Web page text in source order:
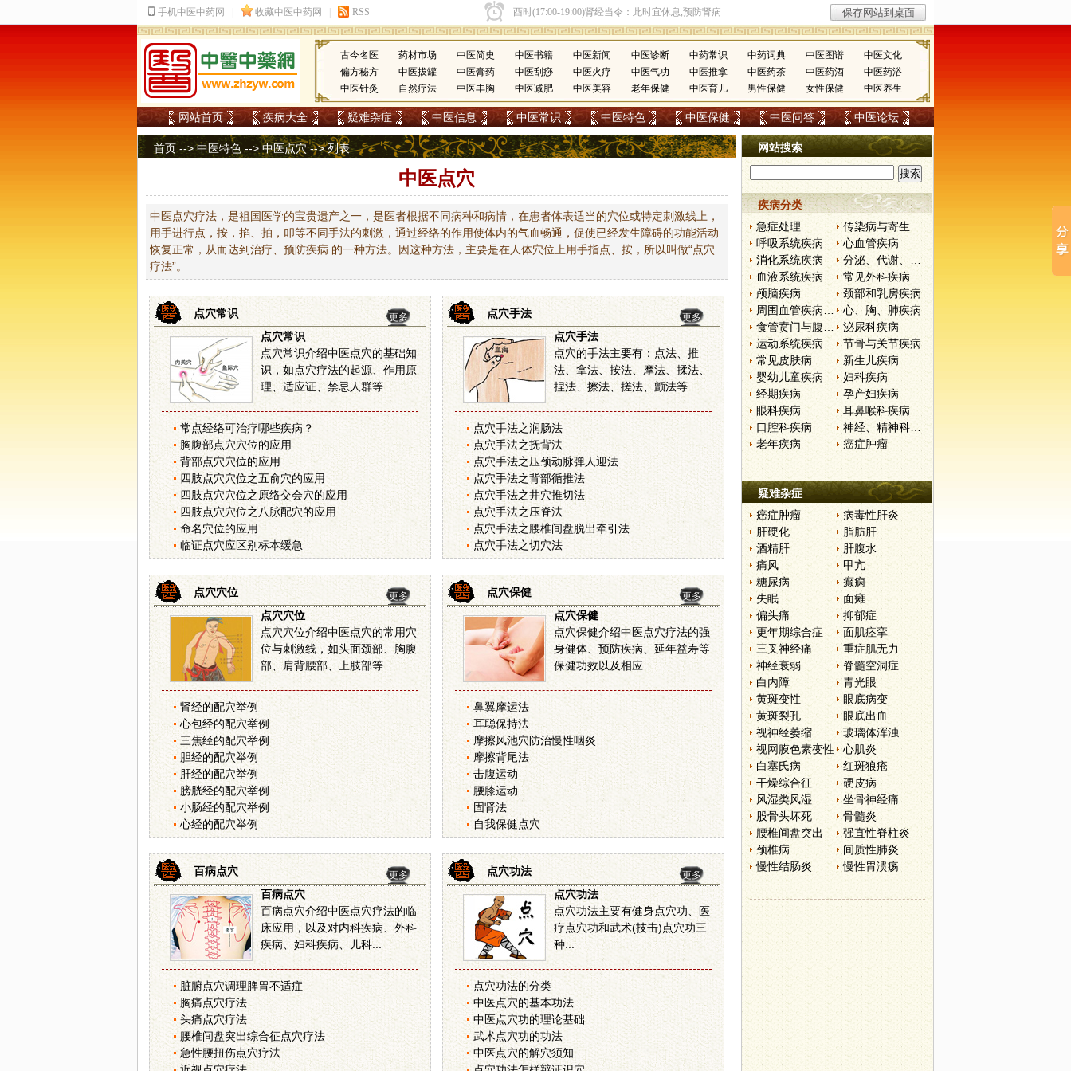
古今名医 药材市场 中医简史 中医书籍 中医新闻 中医诊断 中药常识 中药词典 中医图谱
中医文化
偏方秘方
中医拔罐 中医膏药 中医刮痧 中医火疗 中医气功 中医推拿 中医药茶 中医药酒
中医药浴
中医针灸
自然疗法 中医丰胸 中医减肥 中医美容 老年保健 中医育儿 男性保健 女性保健 中医养生
网站首页 疾病大全 疑难杂症 中医信息 中医常识 中医特色 中医保健 中医问答 中医论坛
首页 -->中医特色 -->中医点穴-->列表
中医点穴
中医点穴疗法，是祖国医学的宝贵遗产之一，是医者根据不同病种和病情，在患者体表适当的穴位或特定刺激线上，
用手进行点，按，掐、拍，叩等不同手法的刺激，通过经络的作用使体内的气血畅通，促使已经发生障碍的功能活动
恢复正常，从而达到治疗、预防疾病 的一种方法。因这种方法，主要是在人体穴位上用手指点、按，所以叫做“点穴
疗法”。
更多
点穴常识
点穴常识
点穴常识介绍中医点穴的基础知
识，如点穴疗法的起源、作用原
理、适应证、禁忌人群等...
常点经络可治疗哪些疾病？
胸腹部点穴穴位的应用
背部点穴穴位的应用
四肢点穴穴位之五俞穴的应用
四肢点穴穴位之原络交会穴的应用
四肢点穴穴位之八脉配穴的应用
命名穴位的应用
临证点穴应区别标本缓急
更多
点穴手法
点穴手法
点穴的手法主要有：点法、推
法、拿法、按法、摩法、揉法、
捏法、擦法、搓法、颤法等...
点穴手法之润肠法
点穴手法之抚背法
点穴手法之压颈动脉弹人迎法
点穴手法之背部循推法
点穴手法之井穴推切法
点穴手法之压脊法
点穴手法之腰椎间盘脱出牵引法
点穴手法之切穴法
更多
点穴穴位
点穴穴位
点穴穴位介绍中医点穴的常用穴
位与刺激线，如头面颈部、胸腹
部、肩背腰部、上肢部等...
肾经的配穴举例
心包经的配穴举例
三焦经的配穴举例
胆经的配穴举例
肝经的配穴举例
膀胱经的配穴举例
小肠经的配穴举例
心经的配穴举例
更多
点穴保健
点穴保健
点穴保健介绍中医点穴疗法的强
身健体、预防疾病、延年益寿等
保健功效以及相应...
鼻翼摩运法
耳聪保持法
摩擦风池穴防治慢性咽炎
摩擦背尾法
击腹运动
腰膝运动
固肾法
自我保健点穴
更多
百病点穴
百病点穴
百病点穴介绍中医点穴疗法的临
床应用，以及对内科疾病、外科
疾病、妇科疾病、儿科...
脏腑点穴调理脾胃不适症
胸痛点穴疗法
头痛点穴疗法
腰椎间盘突出综合征点穴疗法
急性腰扭伤点穴疗法
更多
点穴功法
点穴功法
点穴功法主要有健身点穴功、医
疗点穴功和武术(技击)点穴功三
种...
点穴功法的分类
中医点穴的基本功法
中医点穴功的理论基础
武术点穴功的功法
中医点穴的解穴须知
网站搜索
疾病分类
急症处理
传染病与寄生虫病
呼吸系统疾病
心血管疾病
消化系统疾病
分泌、代谢、营养和肾脏疾病
血液系统疾病
常见外科疾病
颅脑疾病
颈部和乳房疾病
周围血管疾病和淋巴管疾病
心、胸、肺疾病
食管贲门与腹部疾病
泌尿科疾病
运动系统疾病
节骨与关节疾病
常见皮肤病
新生儿疾病
婴幼儿童疾病
妇科疾病
经期疾病
孕产妇疾病
眼科疾病
耳鼻喉科疾病
口腔科疾病
神经、精神科疾病
老年疾病
癌症肿瘤
疑难杂症
癌症肿瘤
病毒性肝炎
肝硬化
脂肪肝
酒精肝
肝腹水
痛风
甲亢
糖尿病
癫痫
失眠
面瘫
偏头痛
抑郁症
更年期综合症
面肌痉挛
三叉神经痛
重症肌无力
神经衰弱
脊髓空洞症
白内障
青光眼
黄斑变性
眼底病变
黄斑裂孔
眼底出血
视神经萎缩
玻璃体浑浊
视网膜色素变性
心肌炎
白塞氏病
红斑狼疮
干燥综合征
硬皮病
风湿类风湿
坐骨神经痛
股骨头坏死
骨髓炎
腰椎间盘突出
强直性脊柱炎
颈椎病
间质性肺炎
慢性结肠炎
慢性胃溃疡